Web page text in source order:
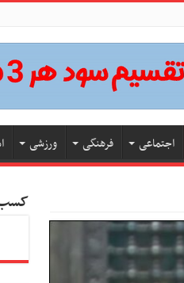
اجتماعی فرهنگی ورزشی
کسب